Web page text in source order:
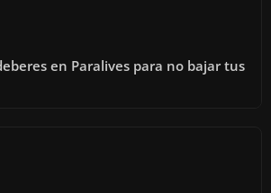
en Paralives para no bajar tus